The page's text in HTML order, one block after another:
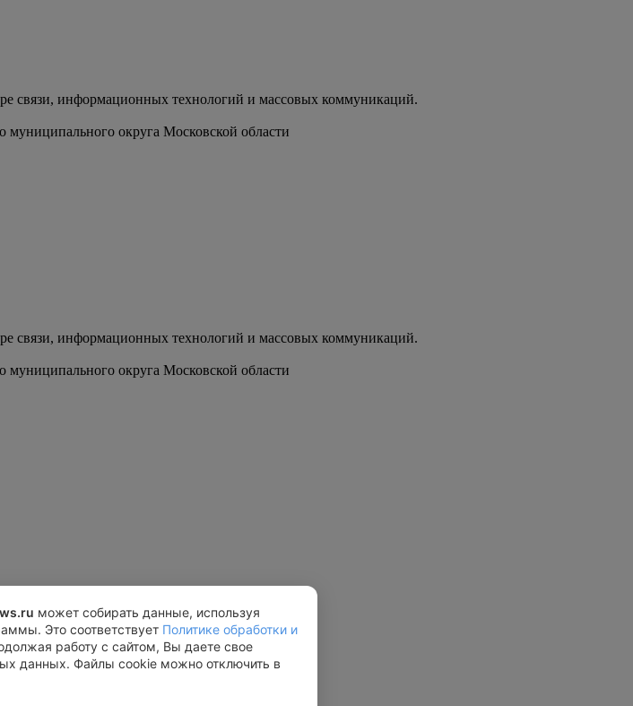
связи, информационных технологий и массовых коммуникаций.
округа Московской области
связи, информационных технологий и массовых коммуникаций.
округа Московской области
¼
может собирать данные, используя
Это соответствует Политике обработки и
работу с сайтом, Вы даете свое
данных. Файлы cookie можно отключить в